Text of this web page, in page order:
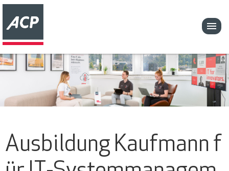
Ausbildung Kaufmann f